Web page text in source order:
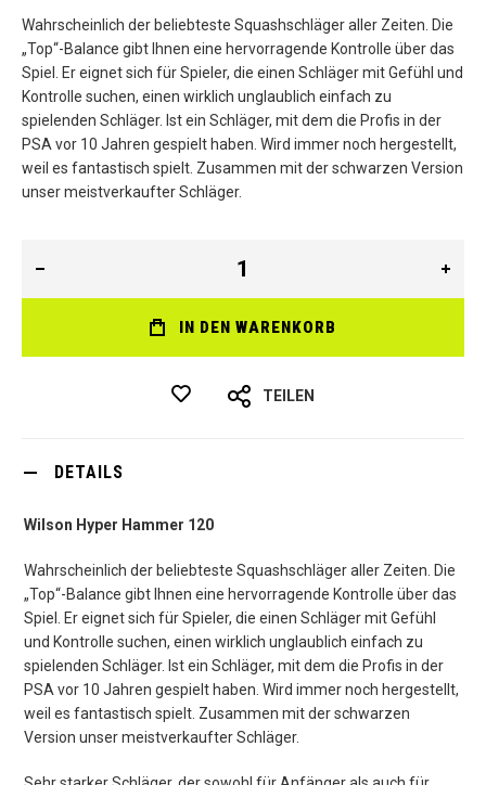
Wahrscheinlich der beliebteste Squashschläger aller Zeiten. Die
„Top“-Balance gibt Ihnen eine hervorragende Kontrolle über das
Spiel. Er eignet sich für Spieler, die einen Schläger mit Gefühl und
Kontrolle suchen, einen wirklich unglaublich einfach zu
spielenden Schläger. Ist ein Schläger, mit dem die Profis in der
PSA vor 10 Jahren gespielt haben. Wird immer noch hergestellt,
weil es fantastisch spielt. Zusammen mit der schwarzen Version
unser meistverkaufter Schläger.
IN DEN WARENKORB
TEILEN
DETAILS
Wilson Hyper Hammer 120
Wahrscheinlich der beliebteste Squashschläger aller Zeiten. Die
„Top“-Balance gibt Ihnen eine hervorragende Kontrolle über das
Spiel. Er eignet sich für Spieler, die einen Schläger mit Gefühl
und Kontrolle suchen, einen wirklich unglaublich einfach zu
spielenden Schläger. Ist ein Schläger, mit dem die Profis in der
PSA vor 10 Jahren gespielt haben. Wird immer noch hergestellt,
weil es fantastisch spielt. Zusammen mit der schwarzen
Version unser meistverkaufter Schläger.